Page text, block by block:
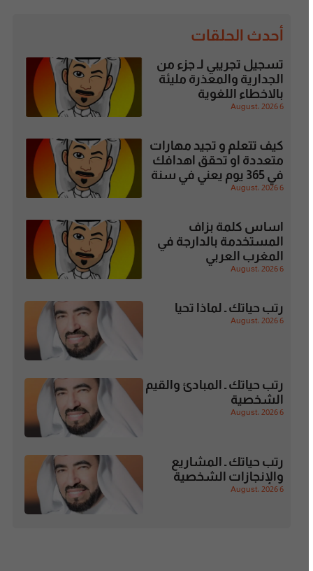
أحدث الحلقات
تسجيل تجريبي لـ جزء من
الجدارية والمعذرة مليئة
بالاخطاء اللغوية
6 August، 2026
كيف تتعلم و تجيد مهارات
متعددة او تحقق اهدافك
في 365 يوم يعني في سنة
6 August، 2026
اساس كلمة بزاف
المستخدمة بالدارجة في
المغرب العربي
6 August، 2026
رتب حياتك ـ لماذا تحيا
6 August، 2026
رتب حياتك ـ المبادئ والقيم
الشخصية
6 August، 2026
رتب حياتك ـ المشاريع
والإنجازات الشخصية
6 August، 2026